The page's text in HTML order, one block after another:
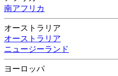
南アフリカ
オーストラリア
オーストラリア
ニュージーランド
ヨーロッパ